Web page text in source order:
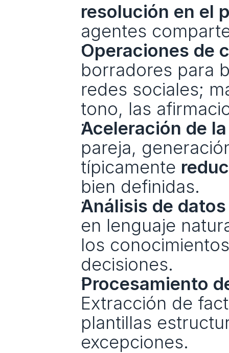
resolución en el
agentes
Operaciones de
borradores para
redes sociales;
tono, las
Aceleración de
pareja,
típicamente
bien definidas.
Análisis de
en lenguaje
los
decisiones.
Procesamiento
Extracción de
plantillas
excepciones.